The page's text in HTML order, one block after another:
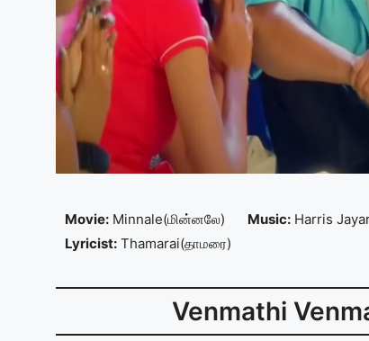
Movie: Minnale(மின்னலே) Music: Harris
Lyricist: Thamarai(தாமரை)
Venmathi